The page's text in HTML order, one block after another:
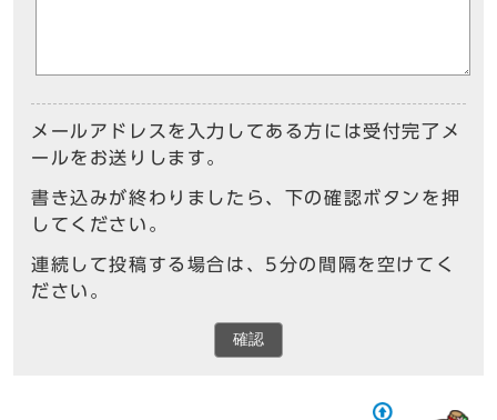
メールアドレスを入力してある方には受付完了メ
ールをお送りします。
書き込みが終わりましたら、下の確認ボタンを押
してください。
連続して投稿する場合は、5分の間隔を空けてく
ださい。
確認